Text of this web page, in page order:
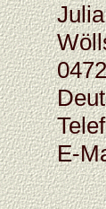
E-